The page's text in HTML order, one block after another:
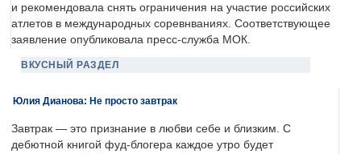
и рекомендовала снять ограничения на участие российских
атлетов в международных соревнваниях. Соответствующее
заявление опубликовала пресс-служба МОК.
ВКУСНЫЙ РАЗДЕЛ
Юлия Дианова: Не просто завтрак
Завтрак — это признание в любви себе и близким. С
дебютной книгой фуд-блогера каждое утро будет